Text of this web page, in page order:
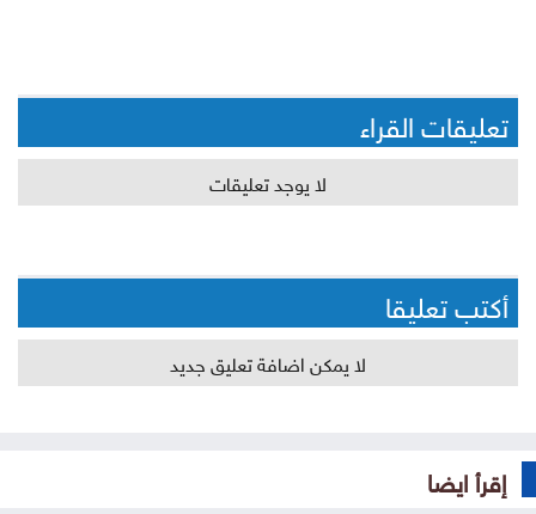
تعليقات القراء
لا يوجد تعليقات
أكتب تعليقا
لا يمكن اضافة تعليق جديد
إقرأ ايضا